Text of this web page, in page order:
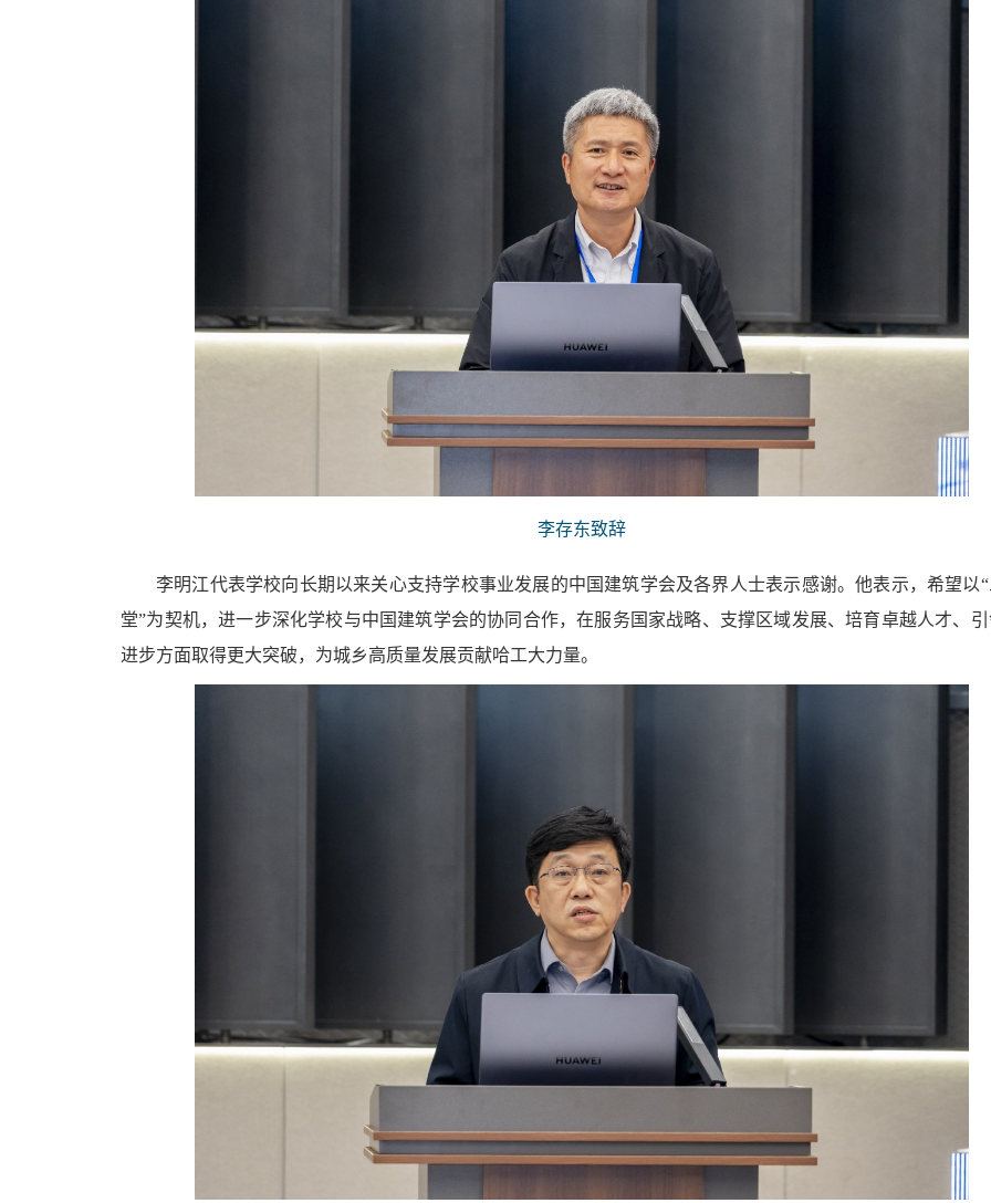
李存东致辞
李明江代表学校向长期以来关心支持学校事业发展的中国建筑学会及各界人士表示感谢。他表示，希望以
堂”为契机，进一步深化学校与中国建筑学会的协同合作，在服务国家战略、支撑区域发展、培育卓越人才、
进步方面取得更大突破，为城乡高质量发展贡献哈工大力量。